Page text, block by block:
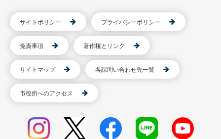
サイトポリシー プライバシーポリシー
免責事項 著作権とリンク
サイトマップ 各課問い合わせ先一覧
市役所へのアクセス